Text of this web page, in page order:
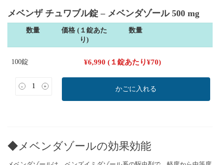
メベンザ チュワブル錠 – メベンダゾール 500 mg
数量
価格 (１錠あた
り)
数量
100錠 ¥6,990 (１錠あたり¥70)
- + かごに入れる
◆メベンダゾールの効果効能